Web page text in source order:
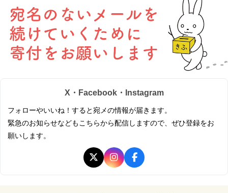
X・Facebook・Instagram
フォローやいいね！すると宛メの情報が届きます。
緊急のお知らせなどもこちらから配信しますので、ぜひ登録をお
願いします。